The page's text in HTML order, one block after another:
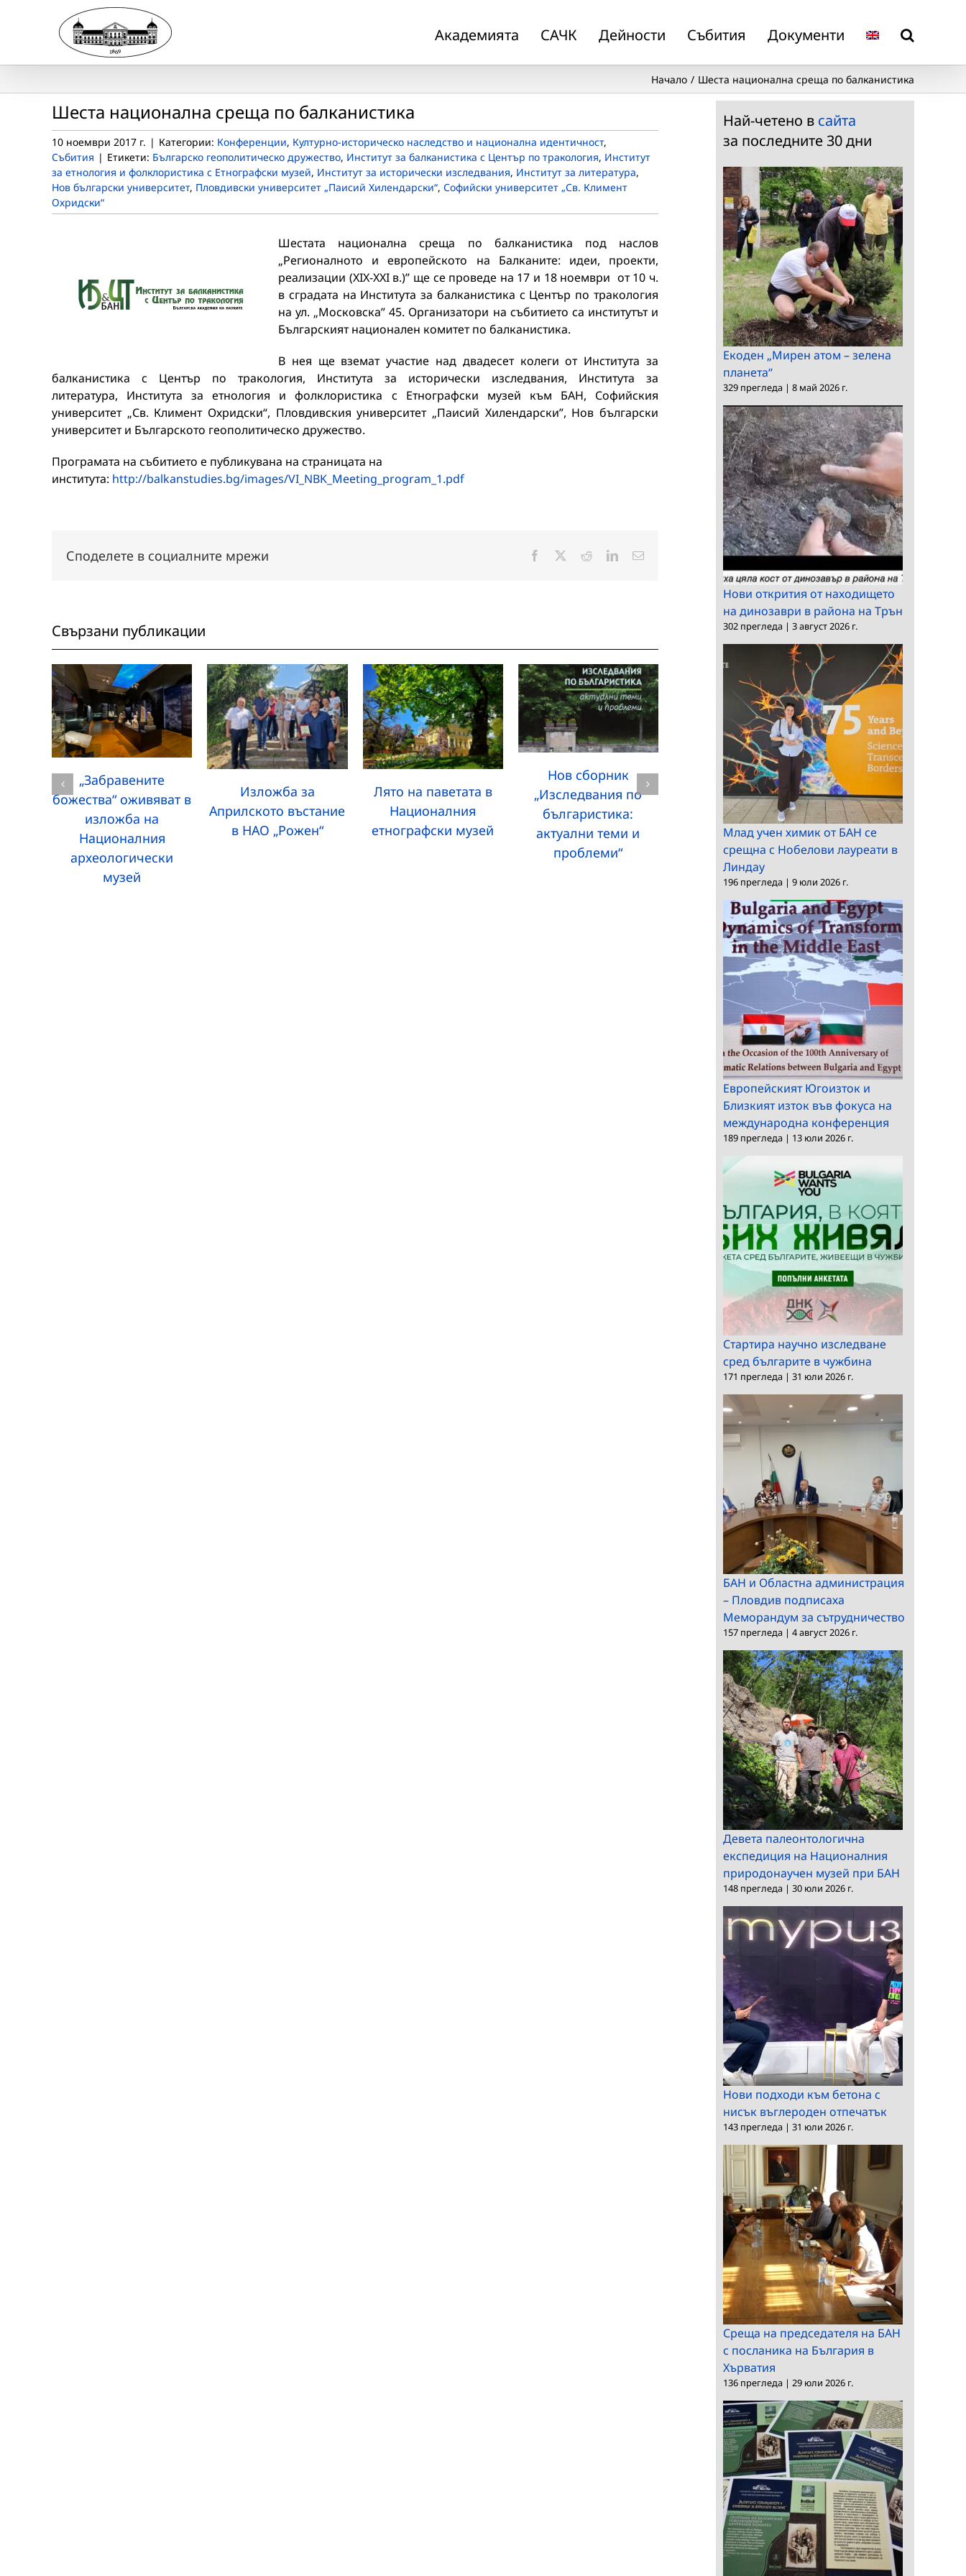
Академията САЧК Дейности Събития Документи
Начало Шеста национална среща по балканистика
Шеста национална среща по балканистика
10 ноември 2017 г. | Категории: Конференции, Културно-историческо наследство и национална идентичност,
Събития | Етикети: Българско геополитическо дружество, Институт за балканистика с Център по тракология, Институт
за етнология и фолклористика с Етнографски музей, Институт за исторически изследвания, Институт за литература,
Нов български университет, Пловдивски университет „Паисий Хилендарски“, Софийски университет „Св. Климент
Охридски“
Шестата национална среща по балканистика под наслов
„Регионалното и европейското на Балканите: идеи, проекти,
реализации (ХIX-XXI в.)” ще се проведе на 17 и 18 ноември от 10 ч.
в сградата на Института за балканистика с Център по тракология
на ул. „Московска” 45. Организатори на събитието са институтът и
Българският национален комитет по балканистика.
В нея ще вземат участие над двадесет колеги от Института за
балканистика с Център по тракология, Института за исторически изследвания, Института за
литература, Института за етнология и фолклористика с Етнографски музей към БАН, Софийския
университет „Св. Климент Охридски“, Пловдивския университет „Паисий Хилендарски”, Нов български
университет и Българското геополитическо дружество.
Програмата на събитието е публикувана на страницата на
института: http://balkanstudies.bg/images/VI_NBK_Meeting_program_1.pdf
Споделете в социалните мрежи Facebook RedditLinkedInЕлектронна
Свързани публикации
„Забравените
божества“ оживяват в
изложба на
Националния
археологически
музей
Изложба за
Априлското въстание
в НАО „Рожен“
Лято на паветата в
Националния
етнографски музей
Нов сборник
„Изследвания по
българистика:
актуални теми и
проблеми“
Утвърден
чуждестранен
българист гостува в
КМНЦ
Европейският
Югоизток и Близкият
изток във фокуса на
международна
конференция
Най-четено в сайта
за последните 30 дни
Екоден „Мирен атом – зелена
планета“
329 прегледа | 8 май 2026 г.
Нови открития от находището
на динозаври в района на Трън
302 прегледа | 3 август 2026 г.
Млад учен химик от БАН се
срещна с Нобелови лауреати в
Линдау
196 прегледа | 9 юли 2026 г.
Европейският Югоизток и
Близкият изток във фокуса на
международна конференция
189 прегледа | 13 юли 2026 г.
Стартира научно изследване
сред българите в чужбина
171 прегледа | 31 юли 2026 г.
БАН и Областна администрация
– Пловдив подписаха
Меморандум за сътрудничество
157 прегледа | 4 август 2026 г.
Девета палеонтологична
експедиция на Националния
природонаучен музей при БАН
148 прегледа | 30 юли 2026 г.
Нови подходи към бетона с
нисък въглероден отпечатък
143 прегледа | 31 юли 2026 г.
Среща на председателя на БАН
с посланика на България в
Хърватия
136 прегледа | 29 юли 2026 г.